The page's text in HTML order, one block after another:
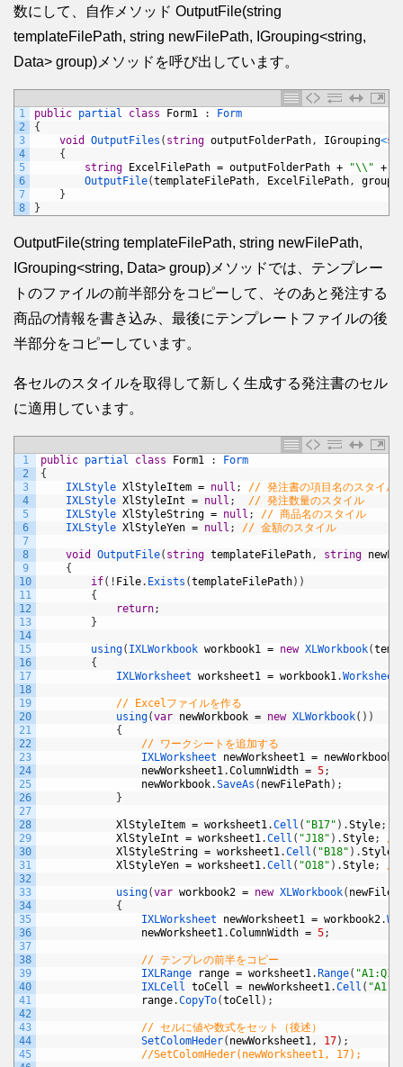
数にして、自作メソッド OutputFile(string
templateFilePath, string newFilePath, IGrouping<string,
Data> group)メソッドを呼び出しています。
1
2
3
4
5
6
7
8
public partial class Form1 :
Form
{
void
OutputFiles ( string outputFolderPath, IGrouping<
{
string
ExcelFilePath = outputFolderPath + "\\" +
OutputFile(templateFilePath, ExcelFilePath, group
}
}
OutputFile(string templateFilePath, string newFilePath,
IGrouping<string, Data> group)メソッドでは、テンプレー
トのファイルの前半部分をコピーして、そのあと発注する
商品の情報を書き込み、最後にテンプレートファイルの後
半部分をコピーしています。
各セルのスタイルを取得して新しく生成する発注書のセル
に適用しています。
1
2
3
4
5
6
7
8
9
10
11
12
13
14
15
16
17
18
19
20
21
22
23
24
25
26
27
28
29
30
31
32
33
34
35
36
37
38
39
40
41
42
43
44
45
public partial class Form1 :
Form
{
IXLStyle XlStyleItem = null ;
// 発注書の項目名のスタイル
IXLStyle XlStyleInt = null ;
// 発注数量のスタイル
IXLStyle XlStyleString = null ;
// 商品名のスタイル
IXLStyle XlStyleYen = null ; // 金額のスタイル
void OutputFile( string templateFilePath, string
{
if( ! File. Exists (templateFilePath) )
{
return;
}
using( IXLWorkbook workbook1 = new XLWorkbook(
{
IXLWorksheet worksheet1 = workbook1.Worksheet
// Excelファイルを作る
using(var newWorkbook = new XLWorkbook( ) )
{
// ワークシートを追加する
IXLWorksheet newWorksheet1 = newWorkbook
newWorksheet1.ColumnWidth = 5;
newWorkbook.SaveAs ( newFilePath) ;
}
XlStyleItem = worksheet1.Cell ( "B17" ) .Style;
XlStyleInt = worksheet1.Cell ( "J18" ) .Style;
//
XlStyleString = worksheet1.Cell ( "B18" ) .Style
XlStyleYen = worksheet1.Cell ( "O18" ) .Style; //
using(var workbook2 = new XLWorkbook(
{
IXLWorksheet newWorksheet1 = workbook2.
newWorksheet1.ColumnWidth = 5;
// テンプレの前半をコピー
IXLRange
range = worksheet1. Range(
IXLCell toCell = newWorksheet1.Cell ( "A1"
range.CopyTo(toCell ) ;
// セルに値や数式をセット（後述）
SetColomHeder( newWorksheet1, 17) ;
//SetColomHeder(newWorksheet1, 17);